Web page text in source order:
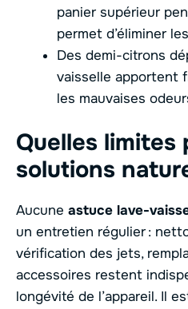
panier supérieur
permet d’éliminer
Des demi-citrons
vaisselle apportent
les mauvaises
Quelles limites
solutions
Aucune astuce lave-
un entretien régulier :
vérification des jets,
accessoires restent
longévité de l’appareil. Il